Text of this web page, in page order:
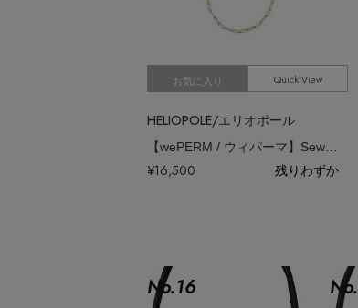
お気に入り Quick View
HELIOPOLE/エリオポール
¥16,500 残りわずか
No.16 No.